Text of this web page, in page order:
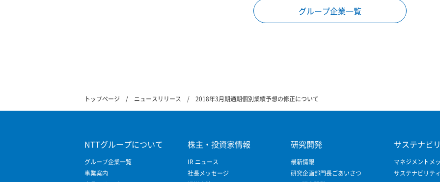
グループ企業一覧
トップページ ニュースリリース 2018年3月期通期個別業績予想の修正について
NTTグループについて
グループ企業一覧
事業案内
株主・投資家情報
IR ニュース
社長メッセージ
研究開発
最新情報
研究企画部門長ごあいさつ
サステナビ
マネジメントメ
サステナビリテ